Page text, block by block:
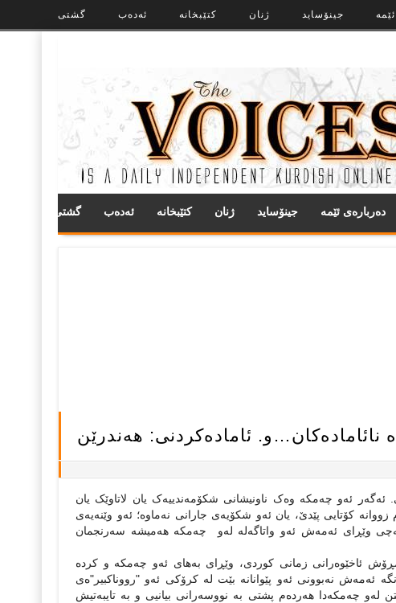
گشتی ئەدەب کتێبخانە ژنان جینۆساید
گشتی ئەدەب کتێبخانە ژنان جینۆساید ده‌رباره‌ی ئێمه
نائاماده‌کان…و. ئاماده‌کردنی: هه‌ندرێن
ئه‌گه‌ر ئه‌و چه‌مکه‌ وه‌ک ناونیشانی شکۆمه‌ندییه‌ک یان لاتاوێک یان
کۆتایی پێدێ، یان ئه‌و شکۆیه‌ی جارانی نه‌ماوه‌؛ ئه‌و وێنه‌یه‌ی
که‌چی وێڕای ئه‌مه‌ش ئه‌و واتاگه‌له‌ له‌و چه‌مکه‌ هه‌میشه‌ سه‌رنجمان
ئاخێوه‌رانی زمانی کوردی، وێڕای به‌های ئه‌و چه‌مکه‌ و کرده‌
ئه‌مه‌ش نه‌بوونی ئه‌و پێوانانه‌ بێت له‌ کرۆکی ئه‌و "رووناکبیر"ه‌ی
چه‌مکه‌دا هه‌رده‌م‌ پشتی به‌ نووسه‌رانی بیانیی و به‌ تایبه‌تیش